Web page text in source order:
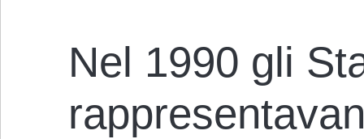
Nel 1990 gli